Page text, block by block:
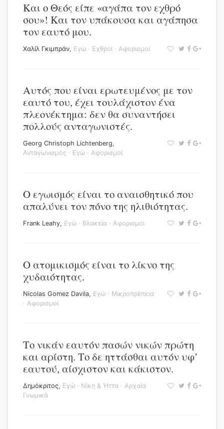
Και ο Θεός είπε «αγάπα τον εχθρό
σου»! Και τον υπάκουσα και αγάπησα
τον εαυτό μου.
Χαλίλ Γκιμπράν, Εγώ · Εχθροί · Αφορισμοί
Αυτός που είναι ερωτευμένος με τον
εαυτό του, έχει τουλάχιστον ένα
πλεονέκτημα: δεν θα συναντήσει
πολλούς ανταγωνιστές.
Georg Christoph Lichtenberg,
Ανταγωνισμός · Εγώ · Αφορισμοί
Ο εγωισμός είναι το αναισθητικό που
απαλύνει τον πόνο της ηλιθιότητας.
Frank Leahy, Εγώ · Βλακεία · Αφορισμοί
Ο ατομικισμός είναι το λίκνο της
χυδαιότητας.
Nicolas Gomez Davila, Εγώ · Μικροπρέπεια
· Αφορισμοί
Το νικάν εαυτόν πασών νικών πρώτη
και αρίστη. Το δε ηττάσθαι αυτόν υφ’
εαυτού, αίσχιστον και κάκιστον.
Δημόκριτος, Εγώ · Νίκη & Ήττα · Αρχαία
Γνωμικά